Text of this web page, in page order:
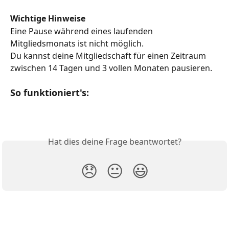
Wichtige Hinweise
Eine Pause während eines laufenden
Mitgliedsmonats ist nicht möglich.
Du kannst deine Mitgliedschaft für einen Zeitraum
zwischen 14 Tagen und 3 vollen Monaten pausieren.
So funktioniert's:
Hat dies deine Frage beantwortet?
😞 😐 😃